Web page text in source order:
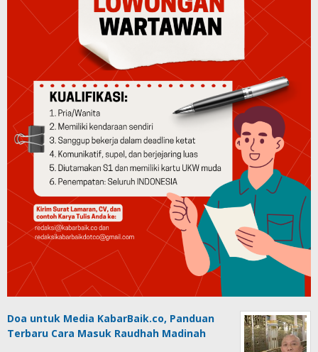
Doa untuk Media KabarBaik.co, Panduan
Terbaru Cara Masuk Raudhah Madinah